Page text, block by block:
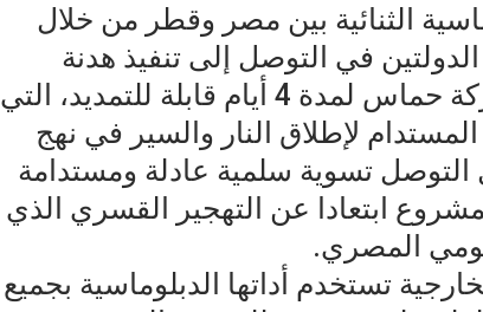
الثنائية بين مصر وقطر من خلال
في التوصل إلى تنفيذ هدنة
إنسانية في غزة بين إسرائيل وحركة حماس لمدة 4 أيام قابلة للتمديد، التي
لإطلاق النار والسير في نهج
تسوية سلمية عادلة ومستدامة
ابتعادا عن التهجير القسري الذي
المصري.
تستخدم أداتها الدبلوماسية بجميع